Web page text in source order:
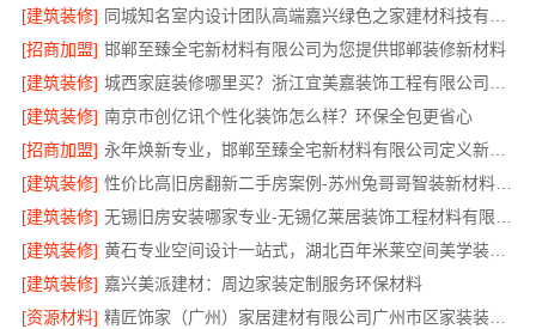
[建筑装修]
[招商加盟] 邯郸至臻全宅新材料有限公司为您提供邯郸装修新材料
[建筑装修]
[建筑装修] 南京市创亿讯个性化装饰怎么样？环保全包更省心
[招商加盟]
永年焕新专业，邯郸至臻全宅新材料有限公司定义新一代家装体验
[建筑装修]
性价比高旧房翻新二手房案例-苏州兔哥哥智装新材料有限公司
[建筑装修]
[建筑装修]
黄石专业空间设计一站式，湖北百年米莱空间美学装饰材料有限公司
[建筑装修] 嘉兴美派建材：周边家装定制服务环保材料
[资源材料]
精匠饰家（广州）家居建材有限公司广州市区家装装修新房报价